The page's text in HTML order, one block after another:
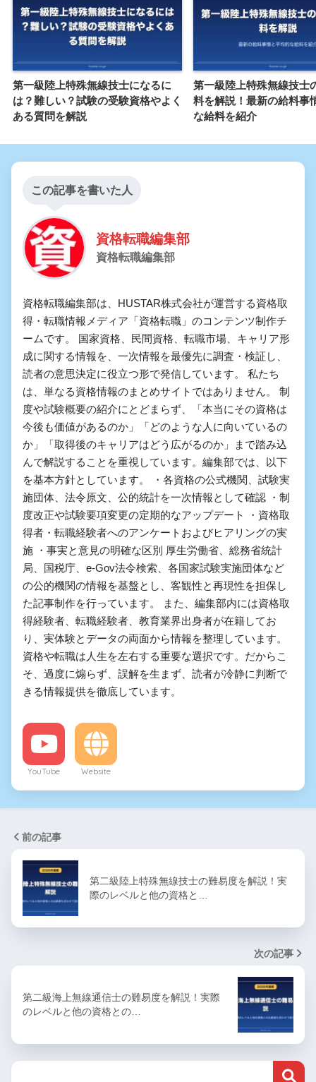
第一級陸上特殊無線技士になるに
は？難しい？試験の受験資格やよく
ある質問を解説
第一級陸上特殊無線技士
料を解説！最新の給料事
な給料を紹介
この記事を書いた人
資格転職編集部
資格転職編集部
資格転職編集部は、HUSTAR株式会社が運営する資格取
得・転職情報メディア「資格転職」のコンテンツ制作チ
ームです。 国家資格、民間資格、転職市場、キャリア形
成に関する情報を、一次情報を最優先に調査・検証し、
読者の意思決定に役立つ形で発信しています。 私たち
は、単なる資格情報のまとめサイトではありません。 制
度や試験概要の紹介にとどまらず、「本当にその資格は
今後も価値があるのか」「どのような人に向いているの
か」「取得後のキャリアはどう広がるのか」まで踏み込
んで解説することを重視しています。編集部では、以下
を基本方針としています。 ・各資格の公式機関、試験実
施団体、法令原文、公的統計を一次情報として確認 ・制
度改正や試験要項変更の定期的なアップデート ・資格取
得者・転職経験者へのアンケートおよびヒアリングの実
施 ・事実と意見の明確な区別 厚生労働省、総務省統計
局、国税庁、e-Gov法令検索、各国家試験実施団体など
の公的機関の情報を基盤とし、客観性と再現性を担保し
た記事制作を行っています。 また、編集部内には資格取
得経験者、転職経験者、教育業界出身者が在籍してお
り、実体験とデータの両面から情報を整理しています。
資格や転職は人生を左右する重要な選択です。だからこ
そ、過度に煽らず、誤解を生まず、読者が冷静に判断で
きる情報提供を徹底しています。
YouTube Website
前の記事
第二級陸上特殊無線技士の難易度を解説！実
際のレベルと他の資格と…
次の記事
第二級海上無線通信士の難易度を解説！実際
のレベルと他の資格との…